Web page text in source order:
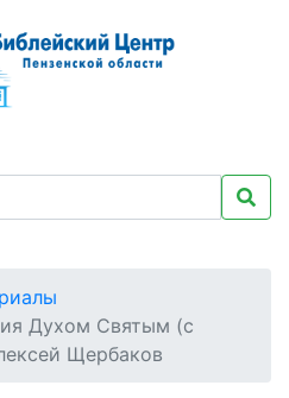
Духом Святым (с
Щербаков